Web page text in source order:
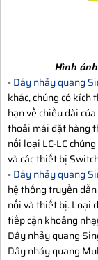
Hình
-Dây nhảy quang
khác, chúng có
hạn về chiều dài
thoải mái đặt hàng
nối loại LC-LC
và các thiết bị
-Dây nhảy quang
hệ thống truyền
nối và thiết bị. Loại
tiếp cận khoảng
Dây nhảy quang
Dây nhảy quang